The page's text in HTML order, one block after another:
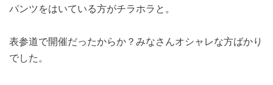
パンツをはいている方がチラホラと。
表参道で開催だったからか？みなさんオシャレな方ばかり
でした。